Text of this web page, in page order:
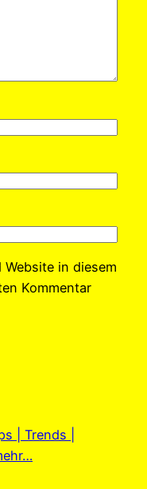
in diesem
Kommentar
| Trends |